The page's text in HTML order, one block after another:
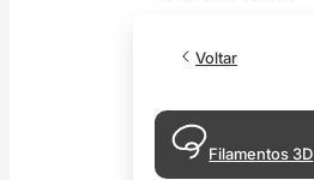
Voltar
Filamentos 3D